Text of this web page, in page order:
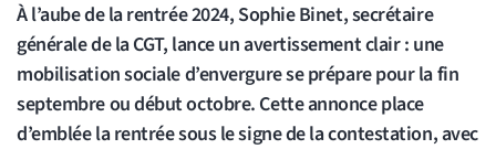
À l’aube de la rentrée 2024, Sophie Binet, secrétaire
générale de la CGT, lance un avertissement clair : une
mobilisation sociale d’envergure se prépare pour la fin
septembre ou début octobre. Cette annonce place
d’emblée la rentrée sous le signe de la contestation, avec